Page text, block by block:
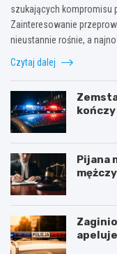
szukających kompromisu
Zainteresowanie
nieustannie rośnie, a
Czytaj dalej
Pijana